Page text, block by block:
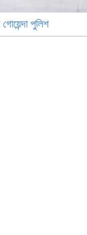
পুলিশ